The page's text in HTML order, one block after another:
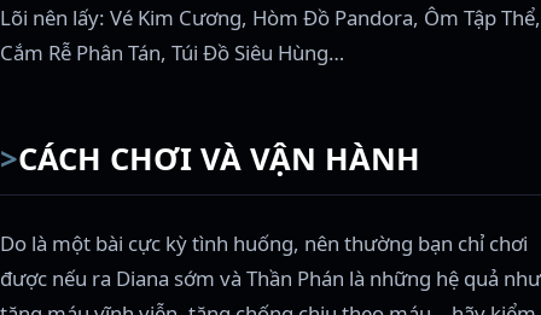
Lõi nên lấy: Vé Kim Cương, Hòm Đồ Pandora, Ôm Tập Thể,
Cắm Rễ Phân Tán, Túi Đồ Siêu Hùng…
CÁCH CHƠI VÀ VẬN HÀNH
Do là một bài cực kỳ tình huống, nên thường bạn chỉ chơi
được nếu ra Diana sớm và Thần Phán là những hệ quả như